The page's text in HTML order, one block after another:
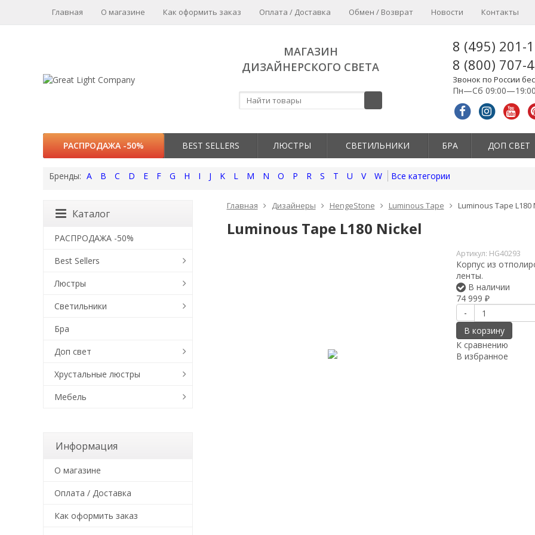
Главная О магазине Как оформить заказ Оплата / Доставка Обмен / Возврат Новости Контакты
МАГАЗИН
ДИЗАЙНЕРСКОГО СВЕТА
8 (495) 201-
8 (800) 707-
Звонок по России
Пн—Сб
РАСПРОДАЖА -50% BEST SELLERS ЛЮСТРЫ СВЕТИЛЬНИКИ БРА ДОП СВЕТ
A B C D E F G H I J K L M N O P R S T U V W Все категории
Главная Дизайнеры HengeStone Luminous Tape Luminous Tape L180
Luminous Tape L180 Nickel
Артикул: HG40293
Корпус из
ленты.
В наличии
74 999 ₽
-
В корзину
К сравнению
В избранное
Каталог
РАСПРОДАЖА -50%
Best Sellers
Люстры
Светильники
Бра
Доп свет
Хрустальные люстры
Мебель
Информация
О магазине
Оплата / Доставка
Как оформить заказ